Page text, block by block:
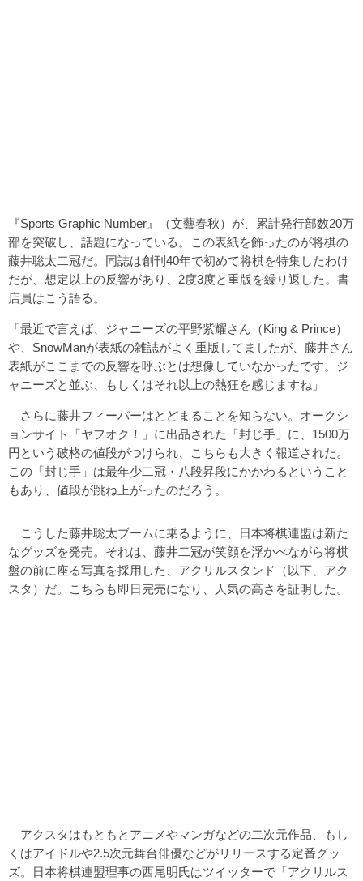
『Sports Graphic Number』（文藝春秋）が、累計発行部数20万
部を突破し、話題になっている。この表紙を飾ったのが将棋の
藤井聡太二冠だ。同誌は創刊40年で初めて将棋を特集したわけ
だが、想定以上の反響があり、2度3度と重版を繰り返した。書
店員はこう語る。
「最近で言えば、ジャニーズの平野紫耀さん（King & Prince）
や、SnowManが表紙の雑誌がよく重版してましたが、藤井さん
表紙がここまでの反響を呼ぶとは想像していなかったです。ジ
ャニーズと並ぶ、もしくはそれ以上の熱狂を感じますね」
さらに藤井フィーバーはとどまることを知らない。オークシ
ョンサイト「ヤフオク！」に出品された「封じ手」に、1500万
円という破格の値段がつけられ、こちらも大きく報道された。
この「封じ手」は最年少二冠・八段昇段にかかわるということ
もあり、値段が跳ね上がったのだろう。
こうした藤井聡太ブームに乗るように、日本将棋連盟は新た
なグッズを発売。それは、藤井二冠が笑顔を浮かべながら将棋
盤の前に座る写真を採用した、アクリルスタンド（以下、アク
スタ）だ。こちらも即日完売になり、人気の高さを証明した。
アクスタはもともとアニメやマンガなどの二次元作品、もし
くはアイドルや2.5次元舞台俳優などがリリースする定番グッ
ズ。日本将棋連盟理事の西尾明氏はツイッターで「アクリルス